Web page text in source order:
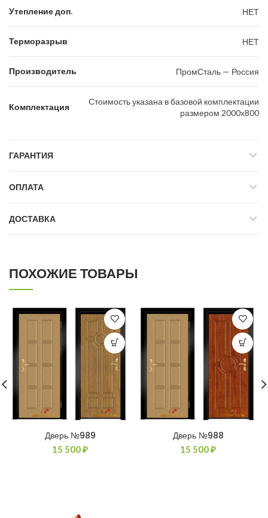
Утепление доп. НЕТ
Терморазрыв НЕТ
Производитель ПромСталь — Россия
Комплектация
Стоимость указана в базовой комплектации
размером 2000х800
ГАРАНТИЯ
ОПЛАТА
ДОСТАВКА
ПОХОЖИЕ ТОВАРЫ
Дверь №989
15 500₽
Дверь №988
15 500₽